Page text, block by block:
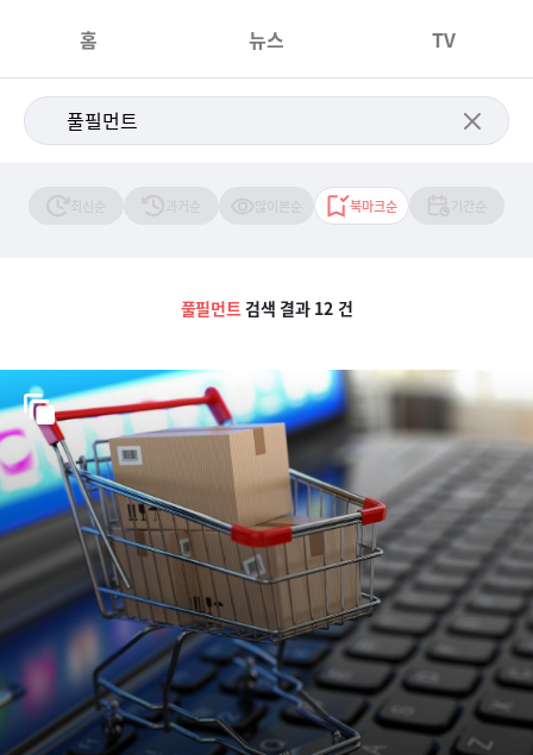
홈 뉴스 TV
북마크순
풀필먼트검색 결과 12 건